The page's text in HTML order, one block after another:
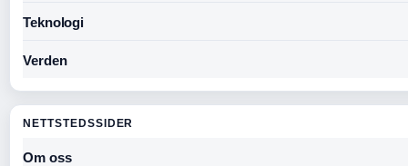
Teknologi
Verden
NETTSTEDSSIDER
Om oss